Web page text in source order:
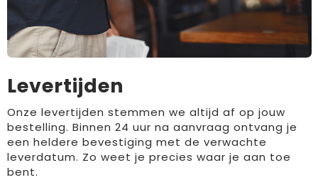
Levertijden
Onze levertijden stemmen we altijd af op jouw
bestelling. Binnen 24 uur na aanvraag ontvang je
een heldere bevestiging met de verwachte
leverdatum. Zo weet je precies waar je aan toe
bent.